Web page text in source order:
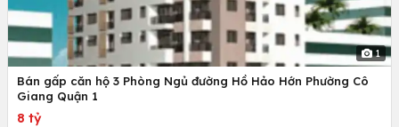
1
Bán gấp căn hộ 3 Phòng Ngủ đường Hồ Hảo Hớn Phường Cô
Giang Quận 1
8 tỷ